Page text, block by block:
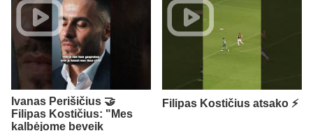
Ivanas Perišičius 🤝
Filipas Kostičius: "Mes
kalbėjome beveik
Filipas Kostičius atsako ⚡